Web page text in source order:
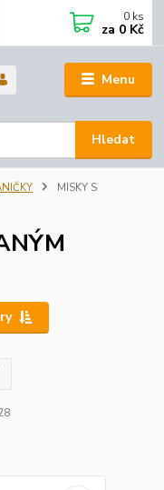
Menu
Hledat
0 ks
za 0 Kč
MISKY S